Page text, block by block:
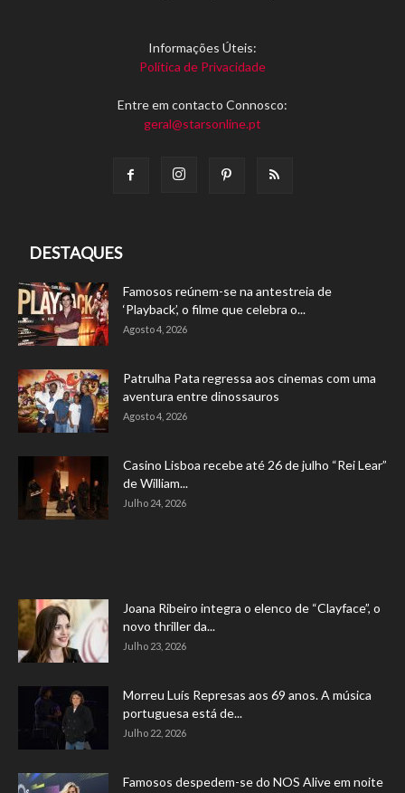
Informações Úteis:
Política de Privacidade
Entre em contacto Connosco:
geral@starsonline.pt
DESTAQUES
Famosos reúnem-se na antestreia de
‘Playback’, o filme que celebra o...
Agosto 4, 2026
Patrulha Pata regressa aos cinemas com uma
aventura entre dinossauros
Agosto 4, 2026
Casino Lisboa recebe até 26 de julho “Rei Lear”
de William...
Julho 24, 2026
Joana Ribeiro integra o elenco de “Clayface”, o
novo thriller da...
Julho 23, 2026
Morreu Luís Represas aos 69 anos. A música
portuguesa está de...
Julho 22, 2026
Famosos despedem-se do NOS Alive em noite